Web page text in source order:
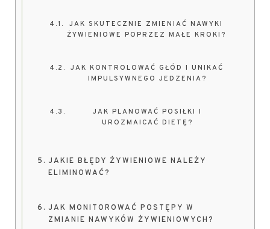
JAK SKUTECZNIE ZMIENIAĆ NAWYKI
ŻYWIENIOWE POPRZEZ MAŁE KROKI?
JAK KONTROLOWAĆ GŁÓD I UNIKAĆ
IMPULSYWNEGO JEDZENIA?
JAK PLANOWAĆ POSIŁKI I
UROZMAICAĆ DIETĘ?
JAKIE BŁĘDY ŻYWIENIOWE NALEŻY
ELIMINOWAĆ?
JAK MONITOROWAĆ POSTĘPY W
ZMIANIE NAWYKÓW ŻYWIENIOWYCH?